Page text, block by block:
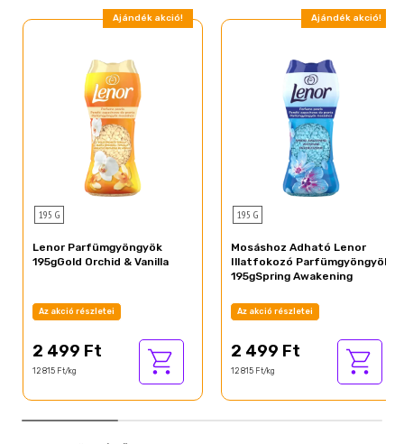
Ajándék akció!
195 G
Lenor Parfümgyöngyök
195gGold Orchid & Vanilla
Az akció részletei
2 499 Ft
12 815 Ft/kg
Ajándék akció!
195 G
Mosáshoz Adható Lenor
Illatfokozó Parfümgyöngyök
195gSpring Awakening
Az akció részletei
2 499 Ft
12 815 Ft/kg